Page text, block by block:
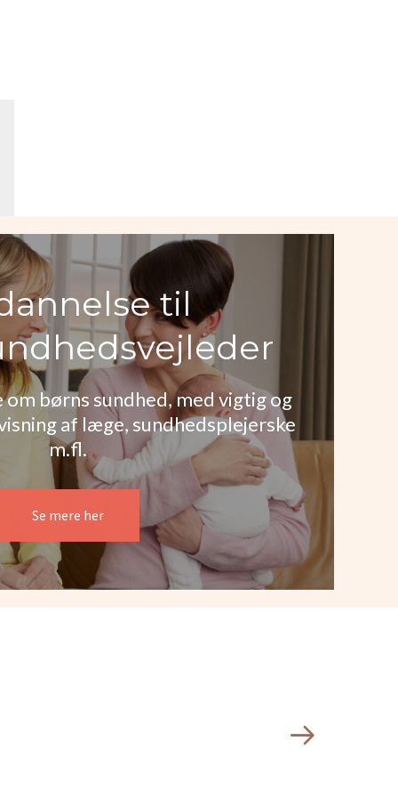
til
om børns sundhed, med vigtig og
af læge, sundhedsplejerske
m.fl.
Se mere her